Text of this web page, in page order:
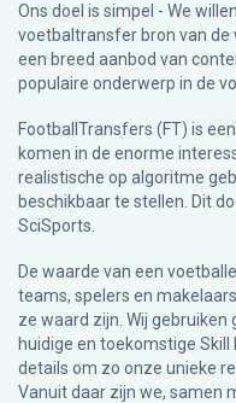
Ons doel is simpel - We
voetbaltransfer bron van de
een breed aanbod van
populaire onderwerp in de
FootballTransfers (FT) is
komen in de enorme
realistische op algoritme
beschikbaar te stellen. Dit
SciSports
De waarde van een
teams, spelers en
ze waard zijn. Wij
huidige en toekomstige
details om zo onze unieke
Vanuit daar zijn we, samen